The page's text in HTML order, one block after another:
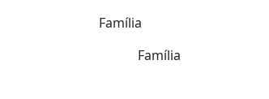
Família
Família